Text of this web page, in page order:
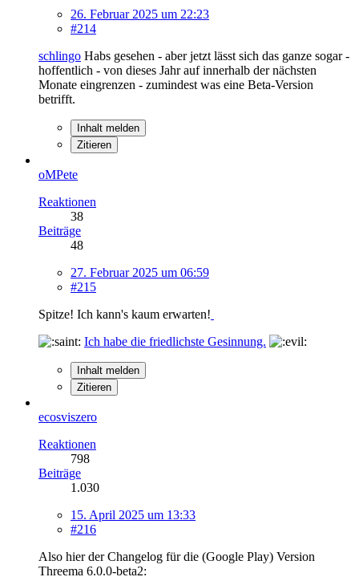
26. Februar 2025 um 22:23
#214
schlingo Habs gesehen - aber jetzt lässt sich das ganze sogar -
hoffentlich - von dieses Jahr auf innerhalb der nächsten
Monate eingrenzen - zumindest was eine Beta-Version
betrifft.
Inhalt melden
Zitieren
oMPete
Reaktionen
38
Beiträge
48
27. Februar 2025 um 06:59
#215
Spitze! Ich kann's kaum erwarten!
Ich habe die friedlichste Gesinnung.
Inhalt melden
Zitieren
ecosviszero
Reaktionen
798
Beiträge
1.030
15. April 2025 um 13:33
#216
Also hier der Changelog für die (Google Play) Version
Threema 6.0.0-beta2: